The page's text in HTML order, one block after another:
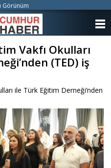
Vakfı Okulları
(TED) iş
ile Türk Eğitim Derneği’nden
Görünüm
KATEGORİLER
YAZARLAR
ANKETLER
FOTO GALERİ
VİDEO GALERİ
KÜNYE